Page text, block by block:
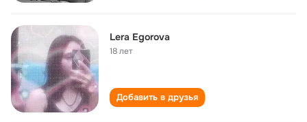
Lera Egorova
18 лет
Добавить в друзья